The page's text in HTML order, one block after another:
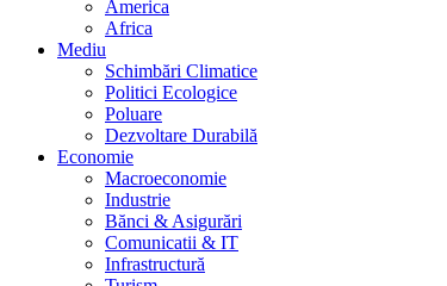
America
Africa
Mediu
Schimbări Climatice
Politici Ecologice
Poluare
Dezvoltare Durabilă
Economie
Macroeconomie
Industrie
Bănci & Asigurări
Comunicatii & IT
Infrastructură